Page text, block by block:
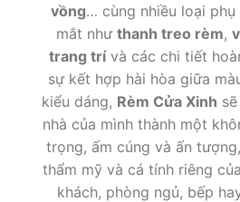
vồng… cùng nhiều loại
mắt như thanh treo rèm,
trang trívà các chi tiết
sự kết hợp hài hòa giữa
kiểu dáng, Rèm Cửa Xinh
nhà của mình thành một
trọng, ấm cúng và ấn
thẩm mỹ và cá tính riêng
khách, phòng ngủ, bếp